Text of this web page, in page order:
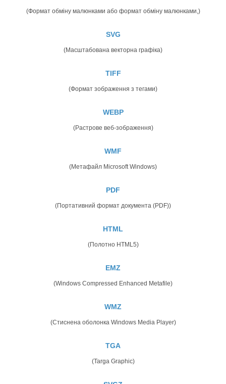
(Формат обміну малюнками або формат обміну малюнками,)
SVG
(Масштабована векторна графіка)
TIFF
(Формат зображення з тегами)
WEBP
(Растрове веб-зображення)
WMF
(Метафайл Microsoft Windows)
PDF
(Портативний формат документа (PDF))
HTML
(Полотно HTML5)
EMZ
(Windows Compressed Enhanced Metafile)
WMZ
(Стиснена оболонка Windows Media Player)
TGA
(Targa Graphic)